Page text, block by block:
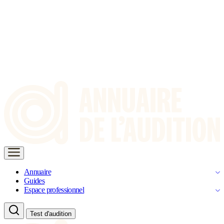
Annuaire
Guides
Espace professionnel
Test d'audition